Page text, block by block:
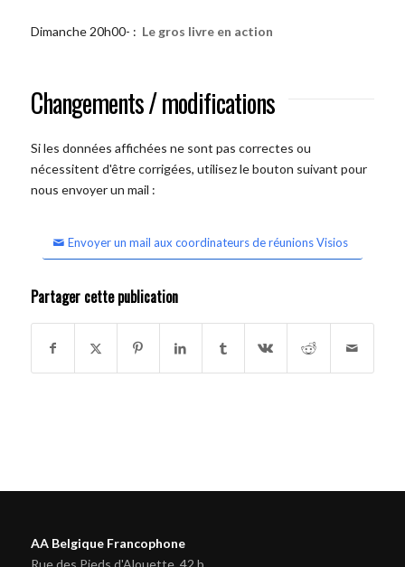
Dimanche 20h00- : Le gros livre en action
Changements / modifications
Si les données affichées ne sont pas correctes ou
nécessitent d'être corrigées, utilisez le bouton suivant pour
nous envoyer un mail :
Envoyer un mail aux coordinateurs de réunions Visios
Partager cette publication
AA Belgique Francophone
Rue des Pieds d'Alouette, 42 b